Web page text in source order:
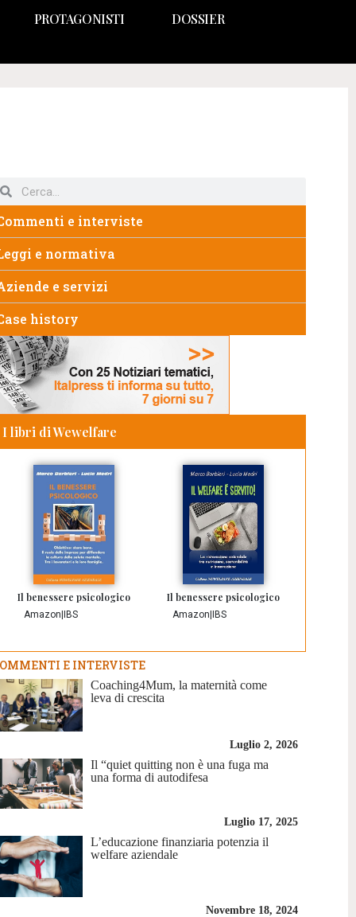
PROTAGONISTI DOSSIER
e interviste
e normativa
e servizi
history
I libri di Wewelfare
Il benessere psicologico
Amazon IBS
Il benessere psicologico
Amazon IBS
E INTERVISTE
Coaching4Mum, la maternità come
leva di crescita
Luglio 2, 2026
Il “quiet quitting non è una fuga ma
una forma di autodifesa
Luglio 17, 2025
L’educazione finanziaria potenzia il
welfare aziendale
Novembre 18, 2024